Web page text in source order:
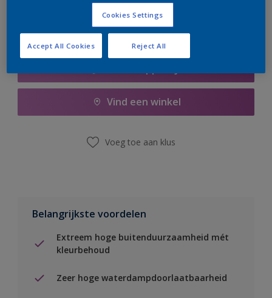
Vind een winkel
Voeg toe aan klus
Belangrijkste voordelen
Extreem hoge buitenduurzaamheid mét
kleurbehoud
Zeer hoge waterdampdoorlaatbaarheid
Cookies Settings
Reject All
Accept All Cookies